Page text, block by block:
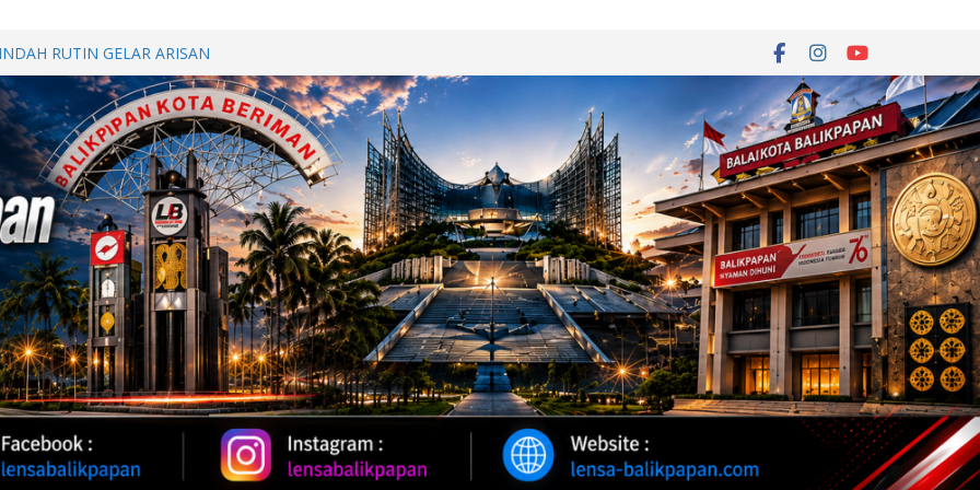
RUTIN GELAR ARISAN
POLDA KALTIM
KEBUGARAN PERSONEL
Provinsi Jawa Tengah Jajaki
Oil 2026, Kapolda Kaltim
Karhutla
DI JALAN PATTIMURA
WARGA MINTA SEGERA